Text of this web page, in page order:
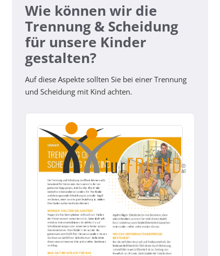
Wie können wir die
Trennung & Scheidung
für unsere Kinder
gestalten?
Auf diese Aspekte sollten Sie bei einer Trennung
und Scheidung mit Kind achten.